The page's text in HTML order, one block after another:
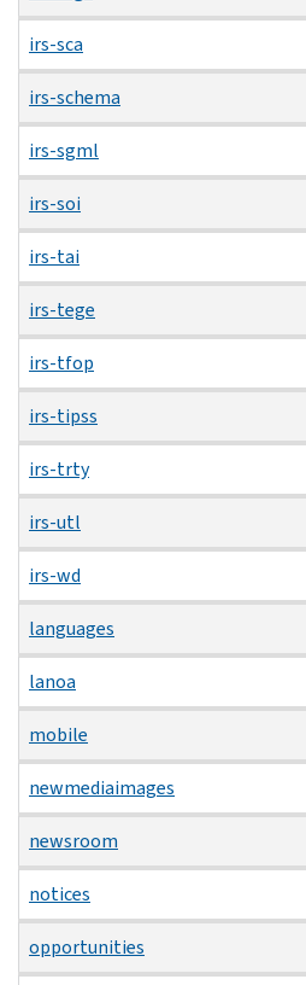
irs-sca
irs-schema
irs-sgml
irs-soi
irs-tai
irs-tege
irs-tfop
irs-tipss
irs-trty
irs-utl
irs-wd
languages
lanoa
mobile
newmediaimages
newsroom
notices
opportunities